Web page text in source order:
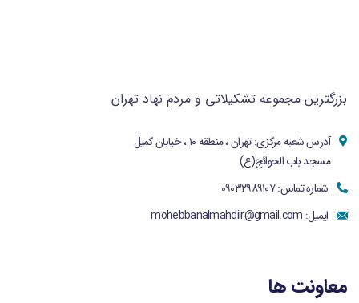
بزرگترین مجموعه تشکیلاتی و مردم نهاد تهران
آدرس شعبه مرکزی: تهران ، منطقه ۱۰ ، خیابان کمیل
مسجد باب الحوائج(ع)
شماره تماس: ۰۹۰۳۲۹۸۹۱۰۷
ایمیل: mohebbanalmahdiir@gmail.com
معاونت ها